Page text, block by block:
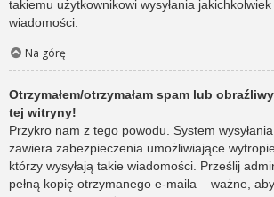
takiemu użytkownikowi wysyłania
wiadomości.
Na górę
Otrzymałem/otrzymałam spam lub
tej witryny!
Przykro nam z tego powodu. System
zawiera zabezpieczenia umożliwiające
którzy wysyłają takie wiadomości. Prześlij
pełną kopię otrzymanego e-maila – ważne,